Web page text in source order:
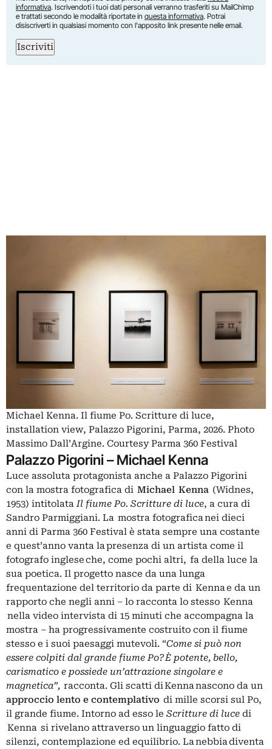
informativa. Iscrivendoti i tuoi dati personali verranno trasferiti su MailChimp
e trattati secondo le modalità riportate in questa informativa. Potrai
disiscriverti in qualsiasi momento con l'apposito link presente nelle email.
Iscriviti
Michael Kenna. Il fiume Po. Scritture di luce,
installation view, Palazzo Pigorini, Parma, 2026. Photo
Massimo Dall’Argine. Courtesy Parma 360 Festival
Palazzo Pigorini – Michael Kenna
Luce assoluta protagonista anche a Palazzo Pigorini
con la mostra fotografica di Michael Kenna (Widnes,
1953) intitolataIl fiume Po. Scritture di luce, a cura di
Sandro Parmiggiani. La mostra fotografica nei dieci
anni di Parma 360 Festival è stata sempre una costante
e quest’anno vanta la presenza di un artista come il
fotografo inglese che, come pochi altri, fa della luce la
sua poetica. Il progetto nasce da una lunga
frequentazione del territorio da parte di Kenna e da un
rapporto che negli anni – lo racconta lo stesso Kenna
nella video intervista di 15 minuti che accompagna la
mostra – ha progressivamente costruito con il fiume
stesso e i suoi paesaggi mutevoli. “Come si può non
essere colpiti dal grande fiume Po?È potente, bello,
carismatico e possiede un’attrazione singolare e
magnetica”, racconta. Gli scatti di Kenna nascono da un
approccio lento e contemplativo di mille scorsi sul Po,
il grande fiume. Intorno ad esso le Scritture di luce di
Kenna si rivelano attraverso un linguaggio fatto di
silenzi, contemplazione ed equilibrio. La nebbia diventa